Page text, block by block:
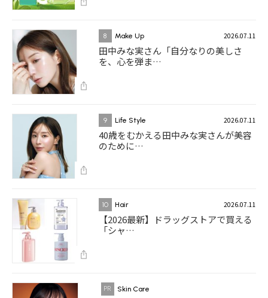
8 Make Up 2026.07.11
田中みな実さん「自分なりの美しさ
を、心を弾ま…
9 Life Style 2026.07.11
40歳をむかえる田中みな実さんが美容
のために…
10 Hair 2026.07.11
【2026最新】ドラッグストアで買える
「シャ…
Skin Care